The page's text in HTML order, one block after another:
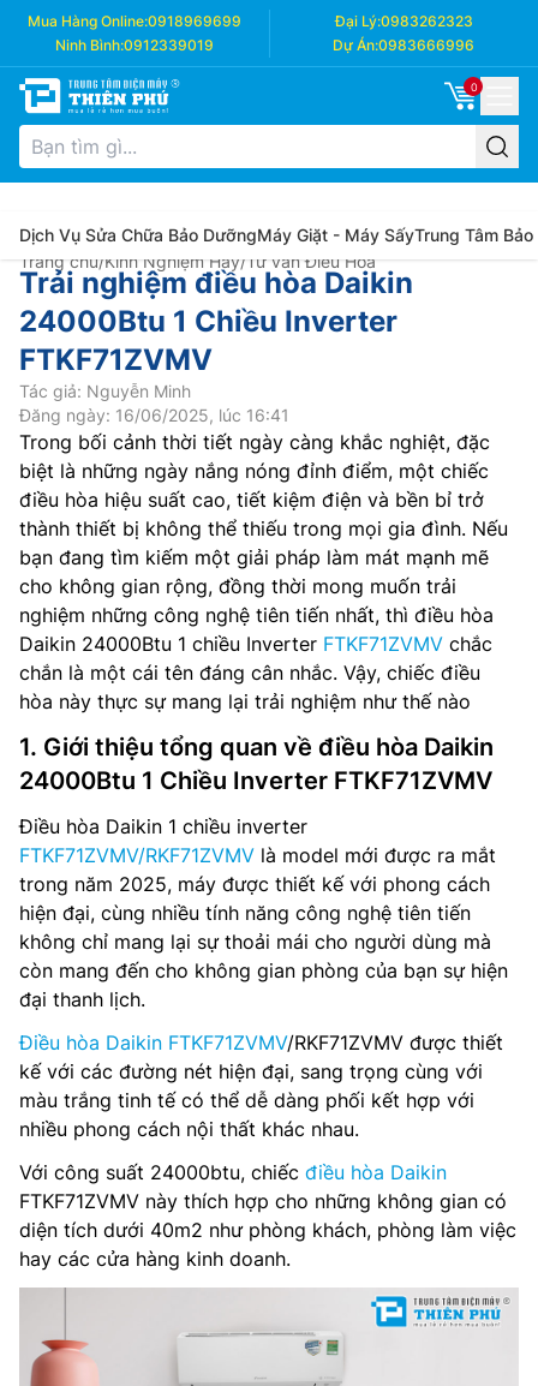
Mua Hàng Online:0918969699 Đại Lý:0983262323
Ninh Bình:0912339019 Dự Án:0983666996
0
Dịch Vụ Sửa Chữa Bảo DưỡngMáy Giặt - Máy SấyTrung Tâm Bảo
Trang chủ/Kinh Nghiệm Hay/Tư vấn Điều Hòa
Trải nghiệm điều hòa Daikin
24000Btu 1 Chiều Inverter
FTKF71ZVMV
Tác giả: Nguyễn Minh
Đăng ngày: 16/06/2025, lúc 16:41
Trong bối cảnh thời tiết ngày càng khắc nghiệt, đặc
biệt là những ngày nắng nóng đỉnh điểm, một chiếc
điều hòa hiệu suất cao, tiết kiệm điện và bền bỉ trở
thành thiết bị không thể thiếu trong mọi gia đình. Nếu
bạn đang tìm kiếm một giải pháp làm mát mạnh mẽ
cho không gian rộng, đồng thời mong muốn trải
nghiệm những công nghệ tiên tiến nhất, thì điều hòa
Daikin 24000Btu 1 chiều Inverter FTKF71ZVMV chắc
chắn là một cái tên đáng cân nhắc. Vậy, chiếc điều
hòa này thực sự mang lại trải nghiệm như thế nào
1. Giới thiệu tổng quan về điều hòa Daikin
24000Btu 1 Chiều Inverter FTKF71ZVMV
Điều hòa Daikin 1 chiều inverter
FTKF71ZVMV/RKF71ZVMV là model mới được ra mắt
trong năm 2025, máy được thiết kế với phong cách
hiện đại, cùng nhiều tính năng công nghệ tiên tiến
không chỉ mang lại sự thoải mái cho người dùng mà
còn mang đến cho không gian phòng của bạn sự hiện
đại thanh lịch.
Điều hòa Daikin FTKF71ZVMV/RKF71ZVMV được thiết
kế với các đường nét hiện đại, sang trọng cùng với
màu trắng tinh tế có thể dễ dàng phối kết hợp với
nhiều phong cách nội thất khác nhau.
Với công suất 24000btu, chiếc điều hòa Daikin
FTKF71ZVMV này thích hợp cho những không gian có
diện tích dưới 40m2 như phòng khách, phòng làm việc
hay các cửa hàng kinh doanh.